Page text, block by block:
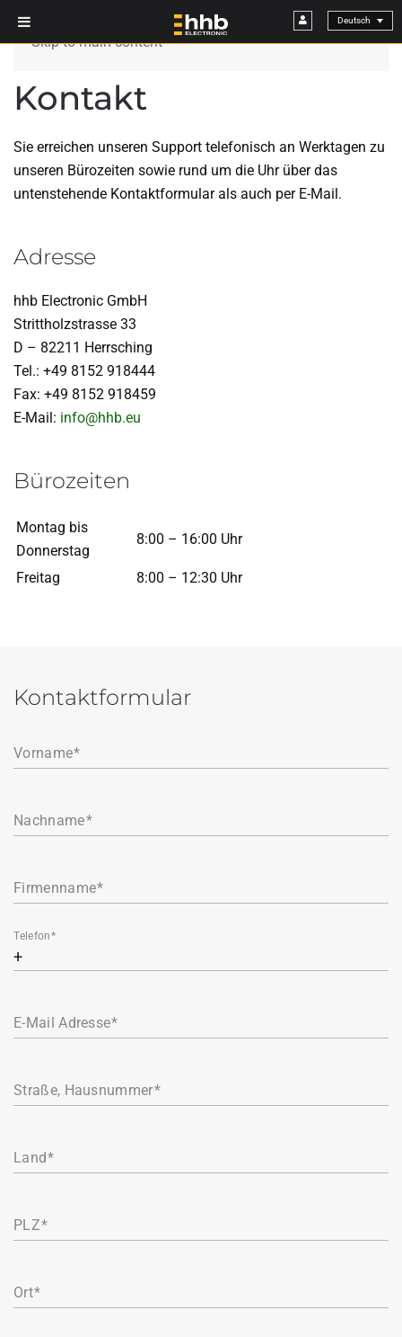
Skip to main content
Kontakt
Sie erreichen unseren Support telefonisch an Werktagen zu
unseren Bürozeiten sowie rund um die Uhr über das
untenstehende Kon­takt­formular als auch per E-Mail.
Adresse
hhb Electronic GmbH
Strittholzstrasse 33
D – 82211 Herrsching
Tel.: +49 8152 918444
Fax: +49 8152 918459
E-Mail: info@hhb.eu
Bürozeiten
Montag bis
Donnerstag
8:00 – 16:00 Uhr
Freitag 8:00 – 12:30 Uhr
Kontaktformular
Vorname
Nachname
Firmenname
Telefon
E-Mail Adresse
Straße, Hausnummer
Land
PLZ
Ort